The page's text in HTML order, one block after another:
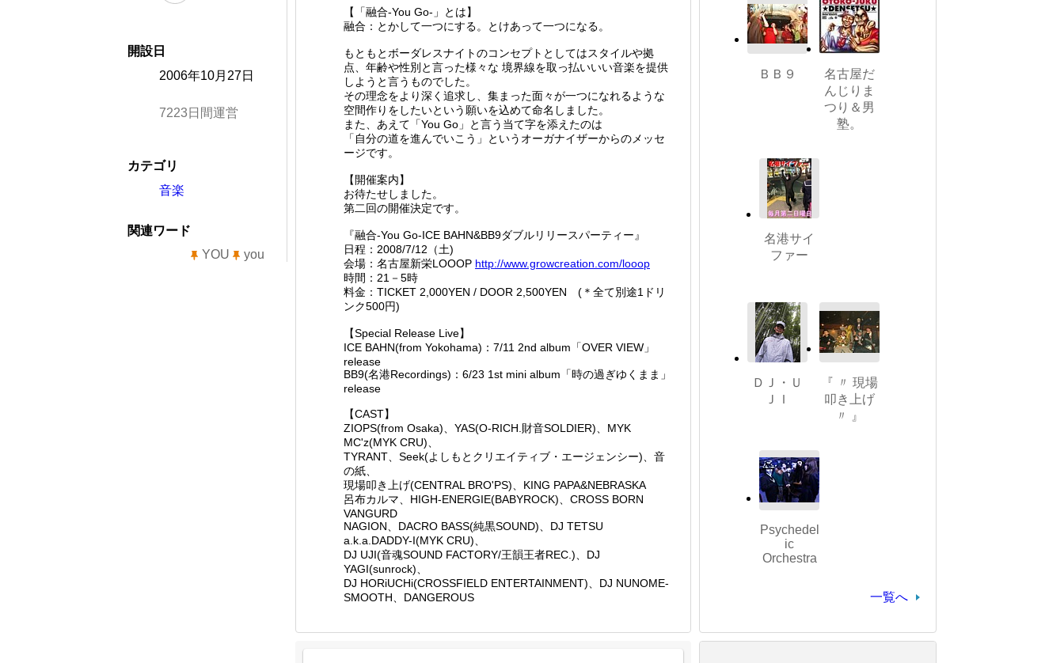
【「融合-You Go-」とは】
融合：とかして一つにする。とけあって一つになる。
もともとボーダレスナイトのコンセプトとしてはスタイルや拠
点、年齢や性別と言った様々な 境界線を取っ払いいい音楽を提供
しようと言うものでした。
その理念をより深く追求し、集まった面々が一つになれるような
空間作りをしたいという願いを込めて命名しました。
また、あえて「You Go」と言う当て字を添えたのは
「自分の道を進んでいこう」というオーガナイザーからのメッセ
ージです。
【開催案内】
お待たせしました。
第二回の開催決定です。
『融合-You Go-ICE BAHN&BB9ダブルリリースパーティー』
日程：2008/7/12（土)
会場：名古屋新栄LOOOP http://www.growcreation.com/looop
時間：21－5時
料金：TICKET 2,000YEN / DOOR 2,500YEN (＊全て別途1ドリ
ンク500円)
【Special Release Live】
ICE BAHN(from Yokohama)：7/11 2nd album「OVER VIEW」
release
BB9(名港Recordings)：6/23 1st mini album「時の過ぎゆくまま」
release
【CAST】
ZIOPS(from Osaka)、YAS(O-RICH.財音SOLDIER)、MYK
MC'z(MYK CRU)、
TYRANT、Seek(よしもとクリエイティブ・エージェンシー)、音
の紙、
現場叩き上げ(CENTRAL BRO'PS)、KING PAPA&NEBRASKA
呂布カルマ、HIGH-ENERGIE(BABYROCK)、CROSS BORN
VANGURD
NAGION、DACRO BASS(純黒SOUND)、DJ TETSU
a.k.a.DADDY-I(MYK CRU)、
DJ UJI(音魂SOUND FACTORY/王韻王者REC.)、DJ
YAGI(sunrock)、
DJ HORiUCHi(CROSSFIELD ENTERTAINMENT)、DJ NUNOME-
SMOOTH、DANGEROUS
開設日
2006年10月27日
7223日間運営
カテゴリ
音楽
関連ワード
YOU
you
ＢＢ９
名古屋だ
んじりま
つり＆男
塾。
名港サイ
ファー
ＤＪ・Ｕ
ＪＩ
『 〃 現場
叩き上げ
〃 』
Psychedel
ic
Orchestra
一覧へ